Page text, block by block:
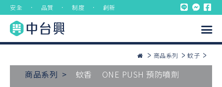
安全 ． 品質 ． 制度 ． 創新
商品系列 蚊子
商品系列 > 蚊香
ONE PUSH 預防噴劑